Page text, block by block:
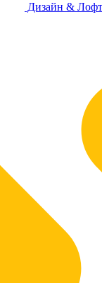
Дизайн & Лофт